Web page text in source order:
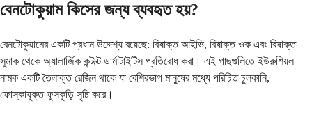
বেনটোকুয়াম কিসের জন্য ব্যবহৃত হয়?
বেনটোকুয়ামের একটি প্রধান উদ্দেশ্য রয়েছে: বিষাক্ত আইভি, বিষাক্ত ওক এবং বিষাক্ত
সুমাক থেকে অ্যালার্জিক কন্টাক্ট ডার্মাটাইটিস প্রতিরোধ করা। এই গাছগুলিতে ইউরুশিয়ল
নামক একটি তৈলাক্ত রেজিন থাকে যা বেশিরভাগ মানুষের মধ্যে পরিচিত চুলকানি,
ফোস্কাযুক্ত ফুসকুড়ি সৃষ্টি করে।